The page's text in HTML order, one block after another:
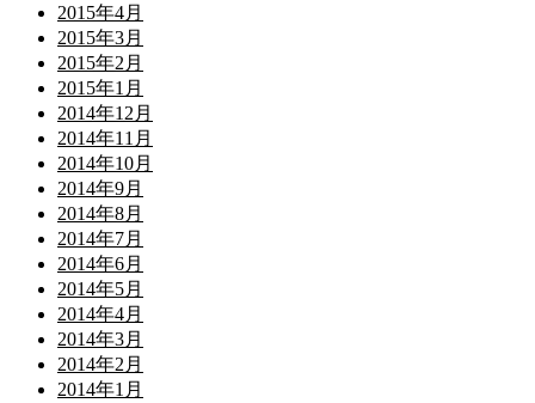
2015年4月
2015年3月
2015年2月
2015年1月
2014年12月
2014年11月
2014年10月
2014年9月
2014年8月
2014年7月
2014年6月
2014年5月
2014年4月
2014年3月
2014年2月
2014年1月